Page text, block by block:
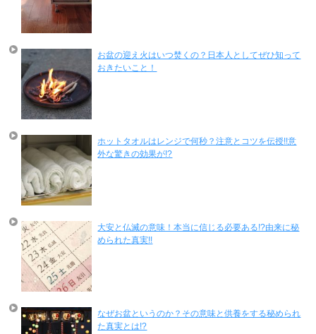
お盆の迎え火はいつ焚くの？日本人としてぜひ知って
おきたいこと！
ホットタオルはレンジで何秒？注意とコツを伝授!!意
外な驚きの効果が!?
大安と仏滅の意味！本当に信じる必要ある!?由来に秘
められた真実!!
なぜお盆というのか？その意味と供養をする秘められ
た真実とは!?